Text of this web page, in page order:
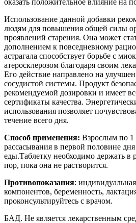
Использование данной добавки
людям для повышения общей силы
проявлений старения. Она может
дополнением к повседневному
астрагала способствует борьбе с
атеросклерозом благодаря своим
Его действие направлено на
сосудистой системы. Продукт
рекомендуемой дозировки и имеет
сертификаты качества.
использования позволяет
течение всего дня.
Способ применения: Взрослым по 1
рассасывания в первой половине
еды.Таблетку необходимо держать в
пор, пока она не растворится.
Противопоказания:
компонентов, беременность,
проконсультируйтесь с врачом.
БАД. Не является лекарственным